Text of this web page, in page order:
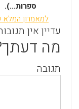
ספרות...).
למאמרון המלא
עדיין אין
מה
תגובה